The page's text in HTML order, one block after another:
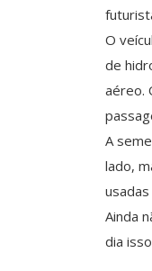
O
de
aéreo.
A
lado,
Ainda
dia